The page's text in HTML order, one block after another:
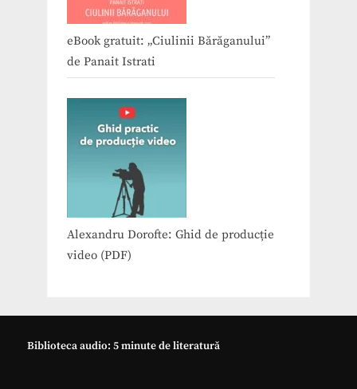
eBook gratuit: „Ciulinii Bărăganului”
de Panait Istrati
Alexandru Dorofte: Ghid de producție
video (PDF)
Biblioteca audio: 5 minute de literatură